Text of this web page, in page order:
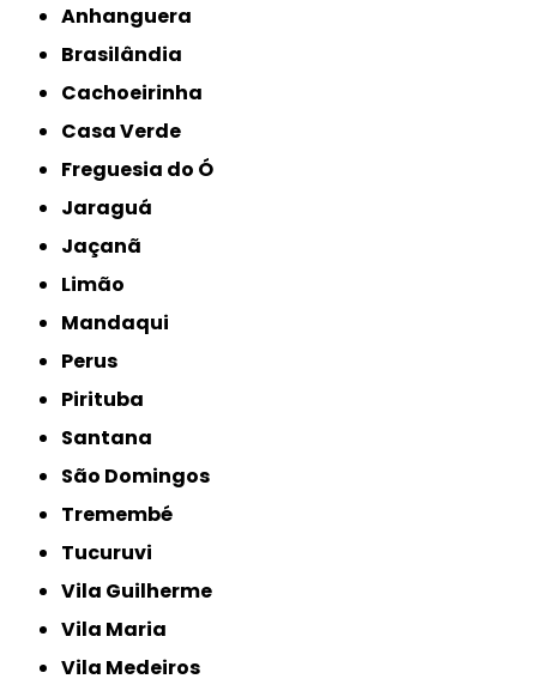
Anhanguera
Brasilândia
Cachoeirinha
Casa Verde
Freguesia do Ó
Jaraguá
Jaçanã
Limão
Mandaqui
Perus
Pirituba
Santana
São Domingos
Tremembé
Tucuruvi
Vila Guilherme
Vila Maria
Vila Medeiros